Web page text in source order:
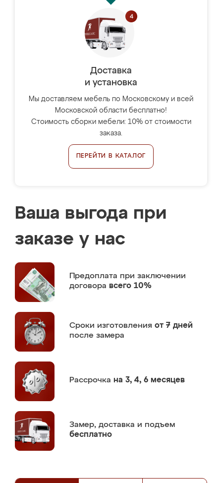
Доставка
и установка
Мы доставляем мебель по Московскому и всей
Московской области бесплатно!
Стоимость сборки мебели: 10% от стоимости
заказа.
ПЕРЕЙТИ В КАТАЛОГ
Ваша выгода при
заказе у нас
Предоплата при заключении
договора всего 10%
Сроки изготовления от 7 дней
после замера
Рассрочка на 3, 4, 6 месяцев
Замер, доставка и подъем
бесплатно